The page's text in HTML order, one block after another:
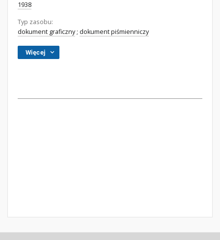
1938
Typ zasobu:
dokument graficzny; dokument piśmienniczy
Więcej